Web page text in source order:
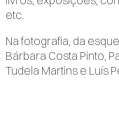
etc.
Na fotografia, da
Bárbara Costa Pinto,
Tudela Martins e Luís